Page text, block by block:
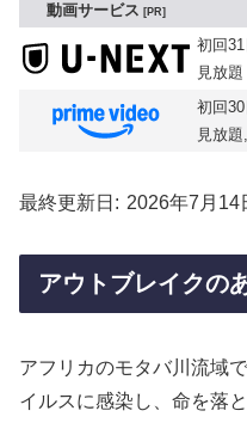
動画サービス PR
初回
見放題
初回
見放
最終更新日 2026年7月14
アウトブレイクの
アフリカのモタバ川流域
イルスに感染し、命を落